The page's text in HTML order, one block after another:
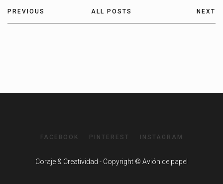
PREVIOUS ALL POSTS NEXT
FACEBOOK PINTEREST INSTAGRAM
Coraje & Creatividad - Copyright © Avión de papel